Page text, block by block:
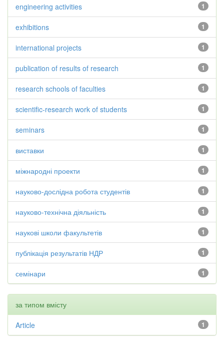
1
engineering activities
1
exhibitions
1
international projects
1
publication of results of research
1
research schools of faculties
1
scientific-research work of students
1
seminars
1
виставки
1
міжнародні проекти
1
науково-дослідна робота студентів
1
науково-технічна діяльність
1
наукові школи факультетів
1
публікація результатів НДР
1
семінари
за типом вмісту
1
Article